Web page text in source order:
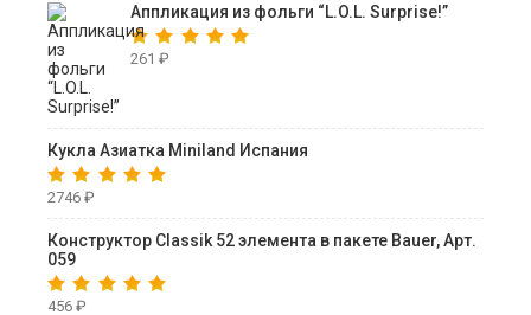
Аппликация из фольги “L.O.L. Surprise!”
261 ₽
Кукла Азиатка Miniland Испания
2746 ₽
Конструктор Classik 52 элемента в пакете Bauer, Арт.
059
456 ₽